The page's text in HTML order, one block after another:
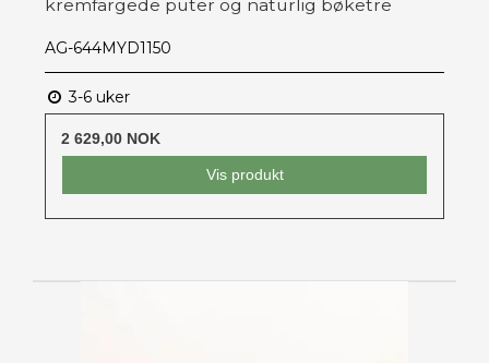
kremfargede puter og naturlig bøketre
AG-644MYD1150
3-6 uker
2 629,00 NOK
Vis produkt